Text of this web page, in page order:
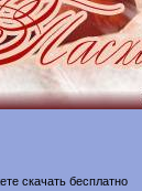
скачать бесплатно